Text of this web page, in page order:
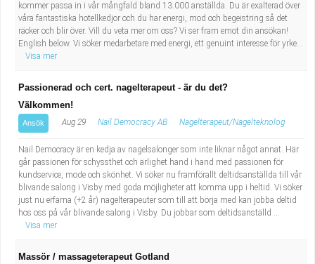
Tekniskt arbete
Transport
Brevbärare
Sjuksköterska, grundutbildad
Kock, storhushåll
Undersköterska, vård- o specialavd. o mottagning
Bibliotekarie
Administrativ assistent
Lärare i gymnasiet
kommer passa in i vår mångfald bland 13.000 anställda. Du är exalterad över
våra fantastiska hotellkedjor och du har energi, mod och begeistring så det
räcker och blir över. Vill du veta mer om oss? Vi ser fram emot din ansökan!
English below. Vi söker medarbetare med energi, ett genuint interesse för yrke...
Visa mer
Passionerad och cert. nagelterapeut - är du det?
Välkommen!
Ansök Aug 29 Nail Democracy AB Nagelterapeut/Nagelteknolog
Nail Democracy är en kedja av nagelsalonger som inte liknar något annat. Här
går passionen för schyssthet och ärlighet hand i hand med passionen för
kundservice, mode och skönhet. Vi söker nu framförallt deltidsanställda till vår
blivande salong i Visby med goda möjligheter att komma upp i heltid. Vi söker
just nu erfarna (+2 år) nagelterapeuter som till att börja med kan jobba deltid
hos oss på vår blivande salong i Visby. Du jobbar som deltidsanställd ...
Visa mer
Massör / massageterapeut Gotland